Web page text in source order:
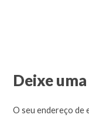
Deixe
O seu endereço de